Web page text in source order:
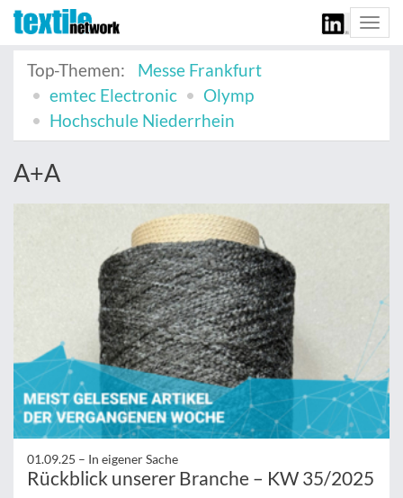
Top-Themen:
Messe Frankfurt
emtec Electronic
Olymp
Hochschule Niederrhein
A+A
01.09.25 – In eigener Sache
Rückblick unserer Branche – KW 35/2025